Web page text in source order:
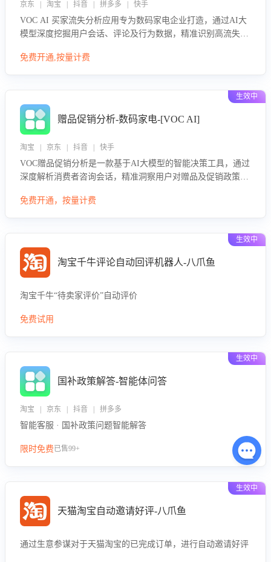
京东 | 淘宝 | 抖音 | 拼多多 | 快手
VOC AI 买家流失分析应用专为数码家电企业打造，通过AI大
模型深度挖掘用户会话、评论及行为数据，精准识别高流失风
迟、竞品价格冲击等。系统自动输出可落地的挽回策略，迅速
免费开通,按量计费
生效中
赠品促销分析-数码家电-[VOC AI]
淘宝 | 京东 | 抖音 | 快手
VOC赠品促销分析是一款基于AI大模型的智能决策工具，通过
深度解析消费者咨询会话，精准洞察用户对赠品及促销政策的
求，帮助企业制定个性化赠品组合策略，优化资源投放并淘汰
免费开通，按量计费
生效中
淘宝千牛评论自动回评机器人-八爪鱼
淘宝千牛“待卖家评价”自动评价
免费试用
生效中
国补政策解答-智能体问答
淘宝 | 京东 | 抖音 | 拼多多
智能客服 · 国补政策问题智能解答
限时免费已售99+
生效中
天猫淘宝自动邀请好评-八爪鱼
通过生意参谋对于天猫淘宝的已完成订单，进行自动邀请好评